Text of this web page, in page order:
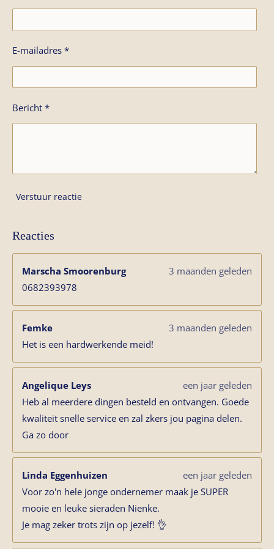
E-mailadres *
Bericht *
Verstuur reactie
Reacties
Marscha Smoorenburg
3 maanden geleden
0682393978
Femke
3 maanden geleden
Het is een hardwerkende meid!
Angelique Leys
een jaar geleden
Heb al meerdere dingen besteld en ontvangen. Goede
kwaliteit snelle service en zal zkers jou pagina delen.
Ga zo door
Linda Eggenhuizen
een jaar geleden
Voor zo'n hele jonge ondernemer maak je SUPER
mooie en leuke sieraden Nienke.
Je mag zeker trots zijn op jezelf! 👌